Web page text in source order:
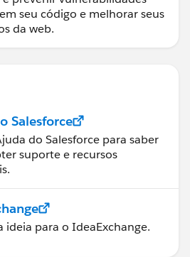
seu código e melhorar seus
da web.
Salesforce
do Salesforce para saber
suporte e recursos
ideia para o IdeaExchange.